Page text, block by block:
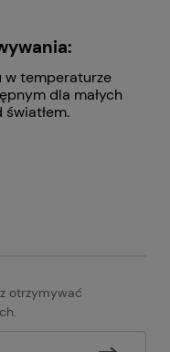
w temperaturze
dla małych
otrzymywać